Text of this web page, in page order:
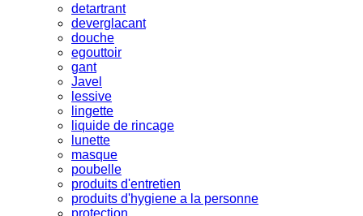
detartrant
deverglacant
douche
egouttoir
gant
Javel
lessive
lingette
liquide de rincage
lunette
masque
poubelle
produits d'entretien
produits d'hygiene a la personne
protection